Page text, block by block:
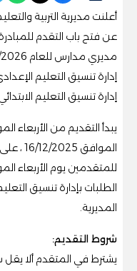
أعلنت مديرية التربية
إدارة تنسيق التعليم
إدارة تنسيق التعليم
الطلبات بإدارة تنسيق
المديرية.
شروط التقديم: